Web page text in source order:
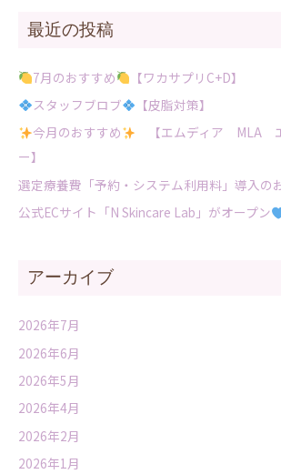
最近の投稿
7月のおすすめ
【ワカサプリC+D】
スタッフブロブ
【皮脂対策】
今月のおすすめ
【エムディア MLA
ー】
選定療養費「予約・システム利用料」導入の
公式ECサイト「N Skincare Lab」がオープン
アーカイブ
2026年7月
2026年6月
2026年5月
2026年4月
2026年2月
2026年1月